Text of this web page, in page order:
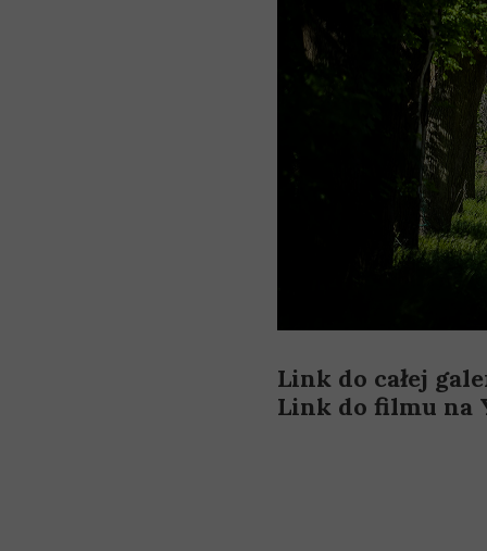
Link do całej
Link do filmu na